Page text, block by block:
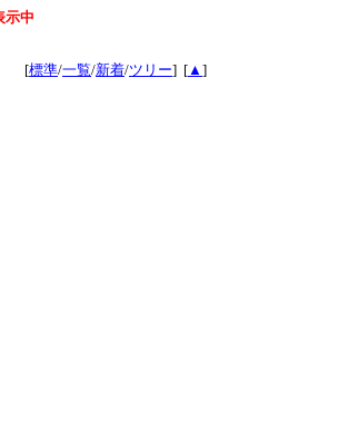
示中
[標準/一覧/新着/ツリー] [ ▲ ]